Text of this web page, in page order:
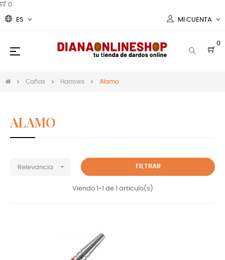
0
ES MI CUENTA
0
Navegación
☰
Cañas Harrows Alamo
ALAMO
Relevancia  FILTRAR
Viendo 1-1 de 1 articulo(s)